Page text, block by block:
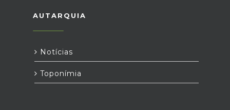
AUTARQUIA
Notícias
Toponímia